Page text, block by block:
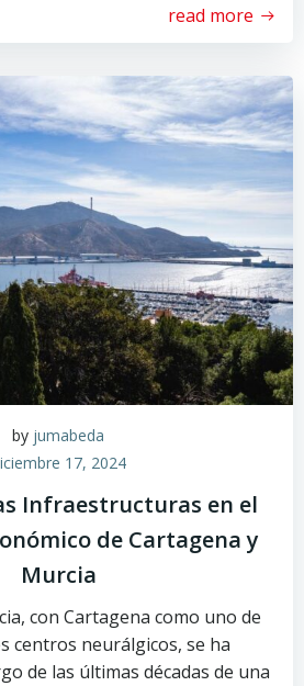
read more
by jumabeda
17, 2024
Infraestructuras en el
de Cartagena y
Murcia
con Cartagena como uno de
centros neurálgicos, se ha
de las últimas décadas de una